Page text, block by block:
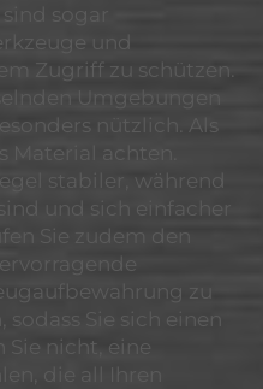
sogar
und
Zugriff zu schützen.
Umgebungen
nützlich. Als
Material achten.
stabiler, während
und sich einfacher
Sie zudem den
zu
Sie sich einen
Sie nicht, eine
die all Ihren